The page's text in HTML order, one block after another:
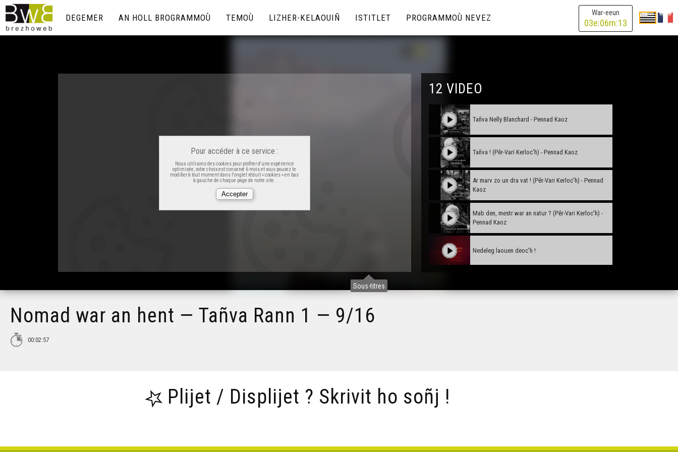
War-eeun
03e:06m:13
DEGEMER AN HOLL BROGRAMMOÙ TEMOÙ LIZHER-KELAOUIÑ ISTITLET PROGRAMMOÙ NEVEZ
Sous-titres
Pour accéder à ce service :
Nous utilisons des cookies pour profiter d'une expérience
optimisée, votre choix est conservé 6 mois et vous pouvez le
modifier à tout moment dans l'onglet réduit « cookies » en bas
à gauche de chaque page de notre site.
12 VIDEO
Tañva Nelly Blanchard - Pennad Kaoz
Tañva ! (Pêr-Vari Kerloc'h) - Pennad Kaoz
Ar marv zo un dra vat ! (Pêr-Vari Kerloc'h) - Pennad
Kaoz
Mab den, mestr war an natur ? (Pêr-Vari Kerloc'h) -
Pennad Kaoz
Nedeleg laouen deoc'h !
Tañva Anv ar Rozenn - stumm 9:16 - VBSTB
Nomad war an hent — Tañva Rann 1 — 9/16
00:02:57
Plijet / Displijet ? Skrivit ho soñj !